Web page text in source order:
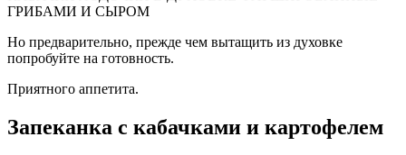
ГРИБАМИ И СЫРОМ
Но предварительно, прежде чем вытащить из духовке
попробуйте на готовность.
Приятного аппетита.
Запеканка с кабачками и картофелем